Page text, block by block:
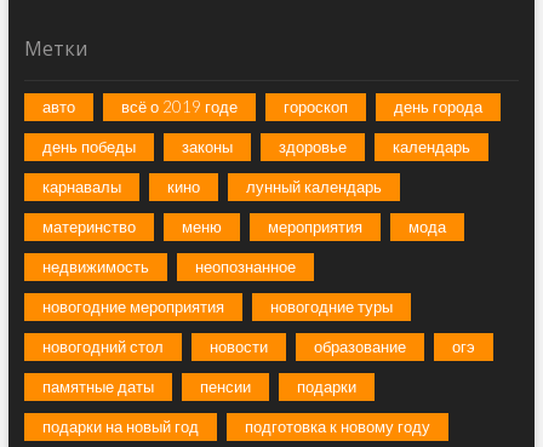
Метки
авто всё о 2019 годе гороскоп день города
день победы законы здоровье календарь
карнавалы кино лунный календарь
материнство меню мероприятия мода
недвижимость неопознанное
новогодние мероприятия новогодние туры
новогодний стол новости образование огэ
памятные даты пенсии подарки
подарки на новый год подготовка к новому году